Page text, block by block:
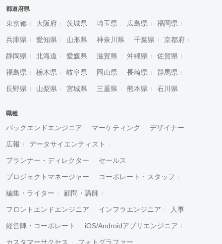
都道府県
東京都 大阪府 茨城県 埼玉県 広島県 福岡県
兵庫県 愛知県 山形県 神奈川県 千葉県 京都府
静岡県 北海道 愛媛県 滋賀県 沖縄県 佐賀県
福島県 栃木県 岐阜県 岡山県 長崎県 群馬県
長野県 山梨県 宮城県 三重県 熊本県 石川県
職種
バックエンドエンジニア マーケティング デザイナー
広報 データサイエンティスト
プランナー・ディレクター セールス
プロジェクトマネージャー コーポレート・スタッフ
編集・ライター 顧問・講師
フロントエンドエンジニア インフラエンジニア 人事
経営陣・コーポレート iOS/Androidアプリエンジニア
カスタマーサクセス フォトグラファー